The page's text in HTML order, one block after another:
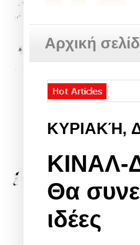
Αρχική
ΚΥΡΙΑΚΉ,
ΚΙΝΑΛ-
Θα
ιδέες